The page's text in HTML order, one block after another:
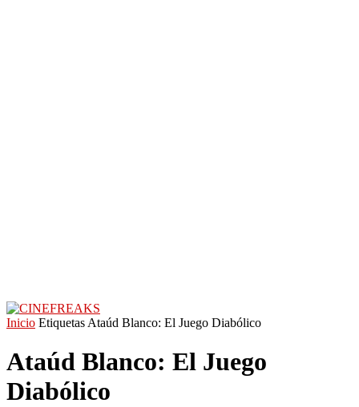
Inicio Etiquetas Ataúd Blanco: El Juego Diabólico
Ataúd Blanco: El Juego
Diabólico